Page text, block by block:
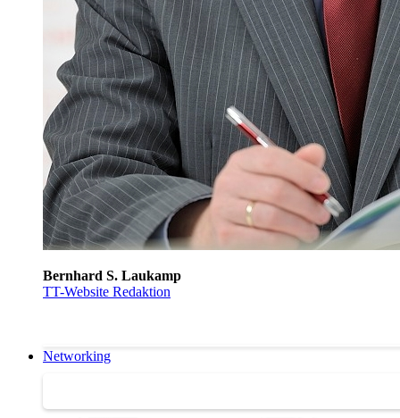
Bernhard S. Laukamp
TT-Website Redaktion
Networking